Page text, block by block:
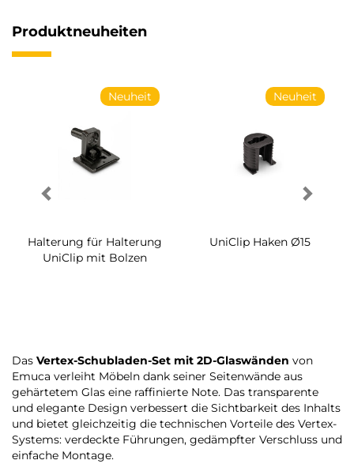
Produktneuheiten
Neuheit
Halterung für Halterung
UniClip mit Bolzen
Neuheit
UniClip Haken Ø15
Das Vertex-Schubladen-Set mit 2D-Glaswänden von
Emuca verleiht Möbeln dank seiner Seitenwände aus
gehärtetem Glas eine raffinierte Note. Das transparente
und elegante Design verbessert die Sichtbarkeit des Inhalts
und bietet gleichzeitig die technischen Vorteile des Vertex-
Systems: verdeckte Führungen, gedämpfter Verschluss und
einfache Montage.